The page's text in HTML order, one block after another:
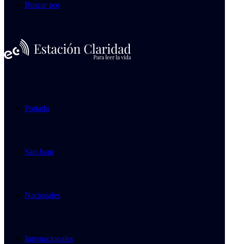
Buscar por
Portada
San Juan
Nacionales
Internacionales